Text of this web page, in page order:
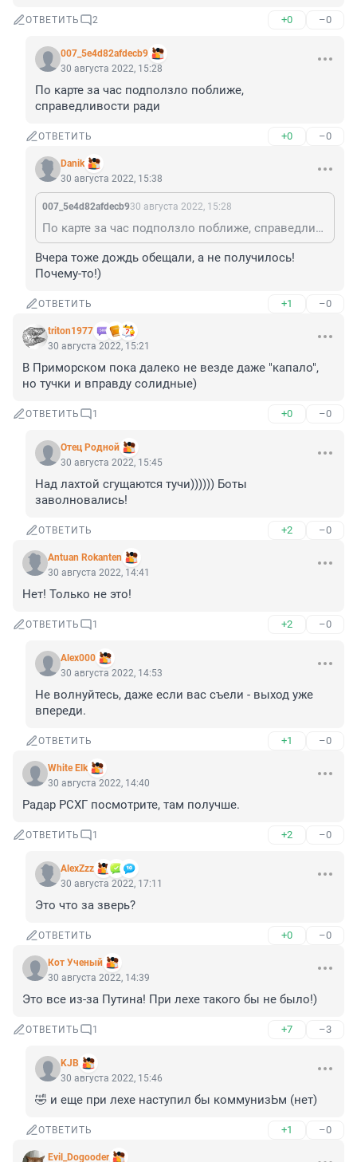
ОТВЕТИТЬ 2 +0 –0
007_5e4d82afdecb9
30 августа 2022, 15:28
По карте за час подползло поближе,
справедливости ради
ОТВЕТИТЬ +0 –0
Danik
30 августа 2022, 15:38
007_5e4d82afdecb930 августа 2022, 15:28
По карте за час подползло поближе, справедливости ради
Вчера тоже дождь обещали, а не получилось!
Почему-то!)
ОТВЕТИТЬ +1 –0
triton1977
30 августа 2022, 15:21
В Приморском пока далеко не везде даже "капало",
но тучки и вправду солидные)
ОТВЕТИТЬ 1 +0 –0
Отец Родной
30 августа 2022, 15:45
Над лахтой сгущаются тучи)))))) Боты
заволновались!
ОТВЕТИТЬ +2 –0
Antuan Rokanten
30 августа 2022, 14:41
Нет! Только не это!
ОТВЕТИТЬ 1 +2 –0
Alex000
30 августа 2022, 14:53
Не волнуйтесь, даже если вас съели - выход уже
впереди.
ОТВЕТИТЬ +1 –0
White Elk
30 августа 2022, 14:40
Радар РСХГ посмотрите, там получше.
ОТВЕТИТЬ 1 +2 –0
AlexZzz
30 августа 2022, 17:11
Это что за зверь?
ОТВЕТИТЬ +0 –0
Кот Ученый
30 августа 2022, 14:39
Это все из-за Путина! При лехе такого бы не было!)
ОТВЕТИТЬ 1 +7 –3
KJB
30 августа 2022, 15:46
🤣 и еще при лехе наступил бы коммунизЬм (нет)
ОТВЕТИТЬ +1 –0
Evil_Dogooder